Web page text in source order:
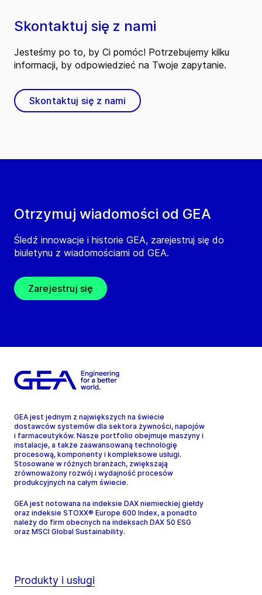
Otrzymuj wiadomości od GEA
Śledź innowacje i historie GEA, zarejestruj się do
biuletynu z wiadomościami od GEA.
Zarejestruj się
Skontaktuj się z nami
Jesteśmy po to, by Ci pomóc! Potrzebujemy kilku
informacji, by odpowiedzieć na Twoje zapytanie.
Skontaktuj się z nami
GEA jest jednym z największych na świecie
dostawców systemów dla sektora żywności, napojów
i farmaceutyków. Nasze portfolio obejmuje maszyny i
instalacje, a także zaawansowaną technologię
procesową, komponenty i kompleksowe usługi.
Stosowane w różnych branżach, zwiększają
zrównoważony rozwój i wydajność procesów
produkcyjnych na całym świecie.
GEA jest notowana na indeksie DAX niemieckiej giełdy
oraz indeksie STOXX® Europe 600 Index, a ponadto
należy do firm obecnych na indeksach DAX 50 ESG
oraz MSCI Global Sustainability.
Produkty i usługi